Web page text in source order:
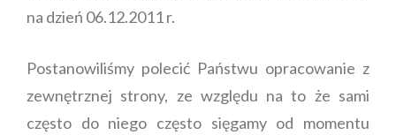
na dzień 06.12.2011 r.
Postanowiliśmy polecić Państwu opracowanie z
zewnętrznej strony, ze względu na to że sami
często do niego często sięgamy od momentu